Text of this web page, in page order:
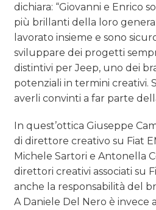
dichiara: “Giovanni e Enrico
più brillanti della loro
lavorato insieme e sono
sviluppare dei progetti
distintivi per Jeep, uno dei
potenziali in termini creativi.
averli convinti a far parte
In quest’ottica Giuseppe
di direttore creativo su Fiat
Michele Sartori e Antonella
direttori creativi associati su
anche la responsabilità del
A Daniele Del Nero è invece